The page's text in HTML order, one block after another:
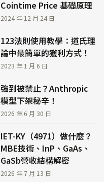
Cointime Price 基礎原理
2024 年 12 月 24 日
123法則使用教學：道氏理
論中最簡單的獲利方式！
2023 年 1 月 6 日
強到被禁止？Anthropic
模型下架秘辛！
2026 年 6 月 30 日
IET-KY（4971）做什麼？
MBE技術、InP、GaAs、
GaSb營收結構解密
2026 年 7 月 13 日